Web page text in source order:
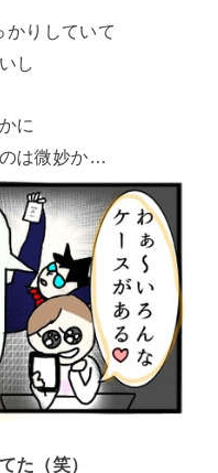
かりしていて
し
に
は微妙か…
た（笑）